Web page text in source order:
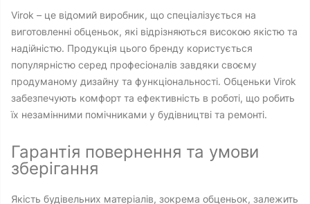
Virok – це відомий виробник, що спеціалізується на
виготовленні обценьок, які відрізняються високою якістю та
надійністю. Продукція цього бренду користується
популярністю серед професіоналів завдяки своєму
продуманому дизайну та функціональності. Обценьки Virok
забезпечують комфорт та ефективність в роботі, що робить
їх незамінними помічниками у будівництві та ремонті.
Гарантія повернення та умови
зберігання
Якість будівельних матеріалів, зокрема обценьок, залежить